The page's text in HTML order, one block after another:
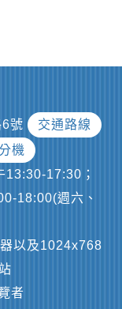
號
交通路線
機
13:30-17:30；
18:00(週六、
以及1024x768
者